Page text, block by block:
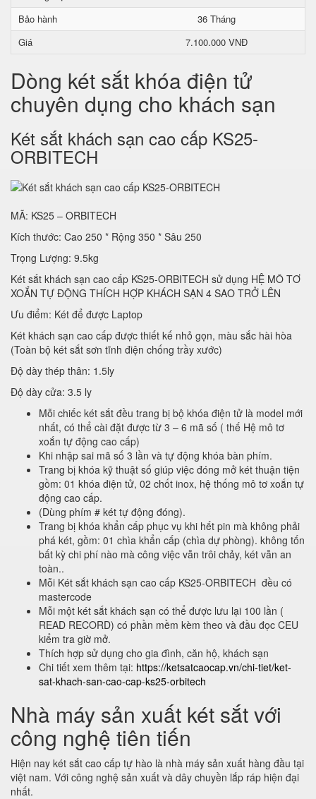
Bảo hành
36 Tháng
Giá
7.100.000 VNĐ
Dòng két sắt khóa điện tử
chuyên dụng cho khách sạn
Két sắt khách sạn cao cấp KS25-
ORBITECH
MÃ: KS25 – ORBITECH
Kích thước: Cao 250 * Rộng 350 * Sâu 250
Trọng Lượng: 9.5kg
Két sắt khách sạn cao cấp KS25-ORBITECH sử dụng HỆ MÔ TƠ
XOẮN TỰ ĐỘNG THÍCH HỢP KHÁCH SẠN 4 SAO TRỞ LÊN
Ưu điểm: Két để được Laptop
Két khách sạn cao cấp được thiết kế nhỏ gọn, màu sắc hài hòa
(Toàn bộ két sắt sơn tĩnh điện chống trầy xước)
Độ dày thép thân: 1.5ly
Độ dày cửa: 3.5 ly
Mỗi chiếc két sắt đều trang bị bộ khóa điện tử là model mới
nhất, có thể cài đặt được từ 3 – 6 mã số ( thế Hệ mô tơ
xoắn tự động cao cấp)
Khi nhập sai mã số 3 lần và tự động khóa bàn phím.
Trang bị khóa kỹ thuật số giúp việc đóng mở két thuận tiện
gồm: 01 khóa điện tử, 02 chốt inox, hệ thống mô tơ xoắn tự
động cao cấp.
(Dùng phím # két tự động đóng).
Trang bị khóa khẩn cấp phục vụ khi hết pin mà không phải
phá két, gồm: 01 chìa khẩn cấp (chìa dự phòng). không tốn
bất kỳ chi phí nào mà công việc vẫn trôi chảy, két vẫn an
toàn..
Mỗi Két sắt khách sạn cao cấp KS25-ORBITECH đều có
mastercode
Mỗi một két sắt khách sạn có thể được lưu lại 100 lần (
READ RECORD) có phần mềm kèm theo và đầu đọc CEU
kiểm tra giờ mở.
Thích hợp sử dụng cho gia đình, căn hộ, khách sạn
Chi tiết xem thêm tại: https://ketsatcaocap.vn/chi-tiet/ket-
sat-khach-san-cao-cap-ks25-orbitech
Nhà máy sản xuất két sắt với
công nghệ tiên tiến
Hiện nay két sắt cao cấp tự hào là nhà máy sản xuất hàng đầu tại
việt nam. Với công nghệ sản xuất và dây chuyền lắp ráp hiện đại
nhất.